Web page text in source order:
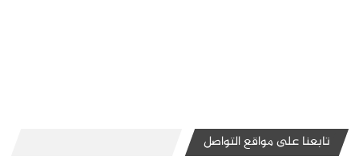
تابعنا على مواقع التواصل